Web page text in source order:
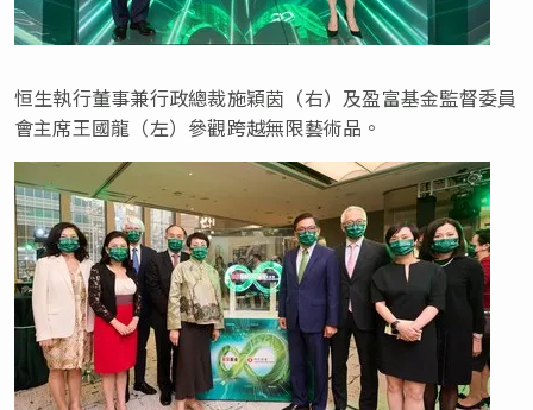
恒生執行董事兼行政總裁施穎茵（右）及盈富基金監督委員
會主席王國龍（左）參觀跨越無限藝術品。